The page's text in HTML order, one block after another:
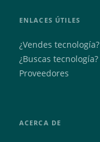
ENLACES ÚTILES
¿Vendes tecnología?
¿Buscas tecnología?
Proveedores
ACERCA DE